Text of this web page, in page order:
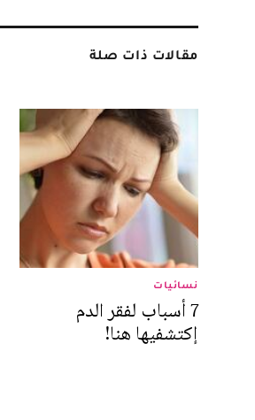
مقالات ذات صلة
نسائيات
7 أسباب لفقر الدم
إكتشفيها هنا!